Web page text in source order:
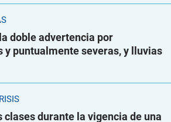
doble advertencia por
puntualmente severas, y lluvias
clases durante la vigencia de una